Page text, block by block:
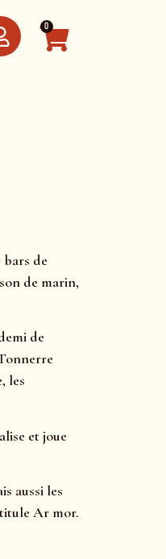
0
de
de marin,
de
les
et joue
aussi les
Ar mor.